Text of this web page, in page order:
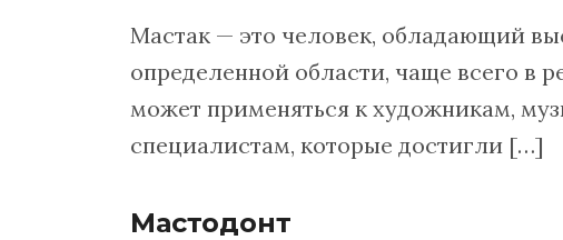
Мастак — это человек, обладающий
определенной области, чаще всего в
может применяться к художникам,
специалистам, которые достигли […]
Мастодонт